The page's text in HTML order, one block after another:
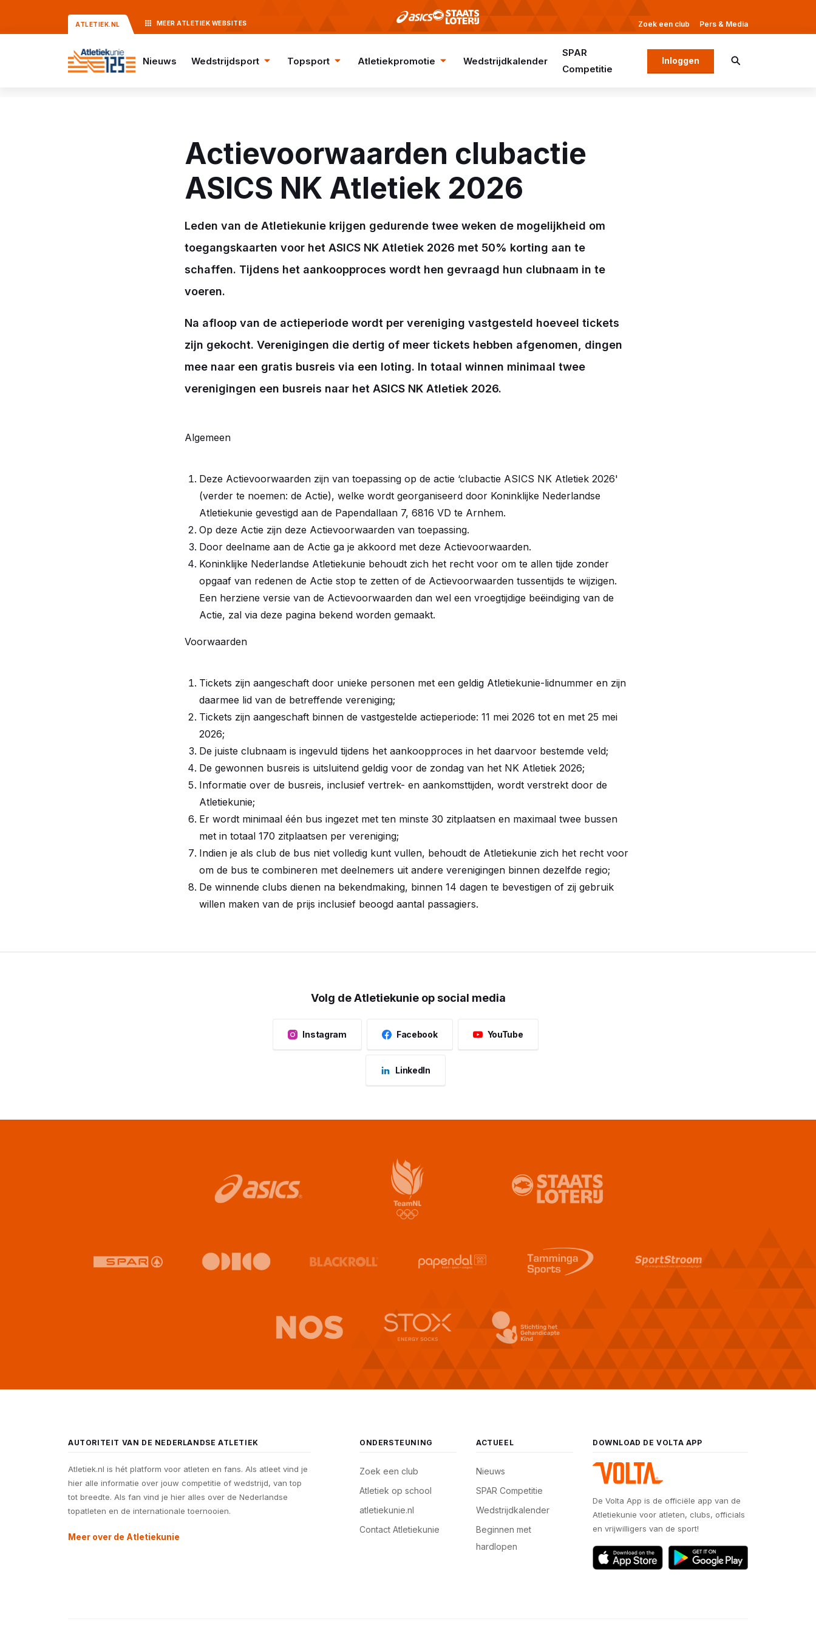
ATLETIEK.NL MEER ATLETIEK WEBSITES Zoek een club Pers & Media
Nieuws Wedstrijdsport Topsport Atletiekpromotie Wedstrijdkalender
SPAR
Competitie
Inloggen
Actievoorwaarden clubactie
ASICS NK Atletiek 2026
Leden van de Atletiekunie krijgen gedurende twee weken de mogelijkheid om
toegangskaarten voor het ASICS NK Atletiek 2026 met 50% korting aan te
schaffen. Tijdens het aankoopproces wordt hen gevraagd hun clubnaam in te
voeren.
Na afloop van de actieperiode wordt per vereniging vastgesteld hoeveel tickets
zijn gekocht. Verenigingen die dertig of meer tickets hebben afgenomen, dingen
mee naar een gratis busreis via een loting. In totaal winnen minimaal twee
verenigingen een busreis naar het ASICS NK Atletiek 2026.
Algemeen
Deze Actievoorwaarden zijn van toepassing op de actie ‘clubactie ASICS NK Atletiek 2026'
(verder te noemen: de Actie), welke wordt georganiseerd door Koninklijke Nederlandse
Atletiekunie gevestigd aan de Papendallaan 7, 6816 VD te Arnhem.
Op deze Actie zijn deze Actievoorwaarden van toepassing.
Door deelname aan de Actie ga je akkoord met deze Actievoorwaarden.
Koninklijke Nederlandse Atletiekunie behoudt zich het recht voor om te allen tijde zonder
opgaaf van redenen de Actie stop te zetten of de Actievoorwaarden tussentijds te wijzigen.
Een herziene versie van de Actievoorwaarden dan wel een vroegtijdige beëindiging van de
Actie, zal via deze pagina bekend worden gemaakt.
Voorwaarden
Tickets zijn aangeschaft door unieke personen met een geldig Atletiekunie-lidnummer en zijn
daarmee lid van de betreffende vereniging;
Tickets zijn aangeschaft binnen de vastgestelde actieperiode: 11 mei 2026 tot en met 25 mei
2026;
De juiste clubnaam is ingevuld tijdens het aankoopproces in het daarvoor bestemde veld;
De gewonnen busreis is uitsluitend geldig voor de zondag van het NK Atletiek 2026;
Informatie over de busreis, inclusief vertrek- en aankomsttijden, wordt verstrekt door de
Atletiekunie;
Er wordt minimaal één bus ingezet met ten minste 30 zitplaatsen en maximaal twee bussen
met in totaal 170 zitplaatsen per vereniging;
Indien je als club de bus niet volledig kunt vullen, behoudt de Atletiekunie zich het recht voor
om de bus te combineren met deelnemers uit andere verenigingen binnen dezelfde regio;
De winnende clubs dienen na bekendmaking, binnen 14 dagen te bevestigen of zij gebruik
willen maken van de prijs inclusief beoogd aantal passagiers.
Volg de Atletiekunie op social media
Instagram Facebook YouTube
LinkedIn
AUTORITEIT VAN DE NEDERLANDSE ATLETIEK
Atletiek.nl is hét platform voor atleten en fans. Als atleet vind je
hier alle informatie over jouw competitie of wedstrijd, van top
tot breedte. Als fan vind je hier alles over de Nederlandse
topatleten en de internationale toernooien.
Meer over de Atletiekunie
ONDERSTEUNING
Zoek een club
Atletiek op school
atletiekunie.nl
Contact Atletiekunie
ACTUEEL
Nieuws
SPAR Competitie
Wedstrijdkalender
Beginnen met
hardlopen
DOWNLOAD DE VOLTA APP
De Volta App is de officiële app van de
Atletiekunie voor atleten, clubs, officials
en vrijwilligers van de sport!